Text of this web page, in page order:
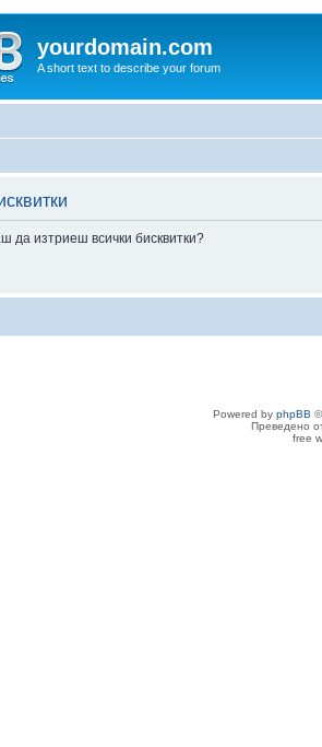
yourdomain.com
A short text to describe your forum
да изтриеш всички бисквитки?
Powered by phpBB
Преведено
free